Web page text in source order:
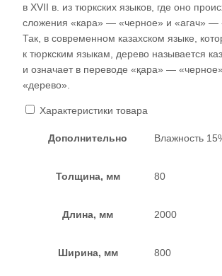
в XVII в. из тюркских языков, где оно
сложения «кара» — «черное» и «агач» —
Так, в современном казахском языке,
к тюркским языкам, дерево называется
и означает в переводе «қара» —
«дерево».
Характеристики товара
Дополнительно Влажность
Толщина, мм 80
Длина, мм 2000
Ширина, мм 800